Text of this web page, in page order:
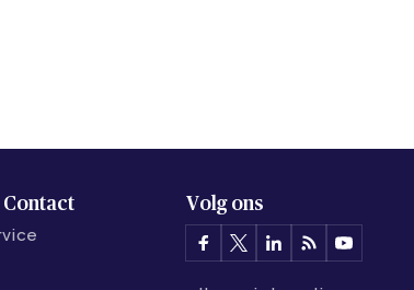
Contact Volg ons